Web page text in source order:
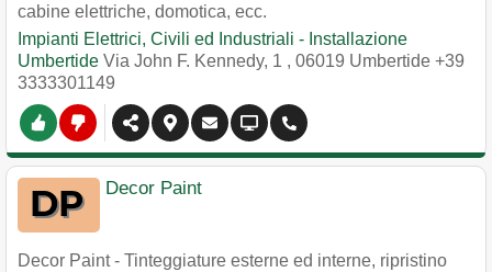
cabine elettriche, domotica, ecc.
Impianti Elettrici, Civili ed Industriali - Installazione
Umbertide Via John F. Kennedy, 1 , 06019 Umbertide +39
3333301149
Decor Paint
Decor Paint - Tinteggiature esterne ed interne, ripristino